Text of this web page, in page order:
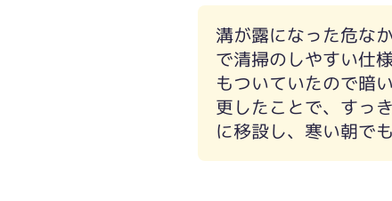
溝が露になった危な
で清掃のしやすい仕
もついていたので暗
更したことで、すっ
に移設し、寒い朝で
照明の印象もありますが、より白に
ったので、T様なら毎日ピカピカにし